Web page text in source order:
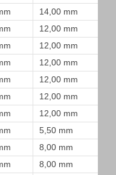
14,00 mm
12,00 mm
12,00 mm
12,00 mm
12,00 mm
12,00 mm
12,00 mm
5,50 mm
8,00 mm
8,00 mm